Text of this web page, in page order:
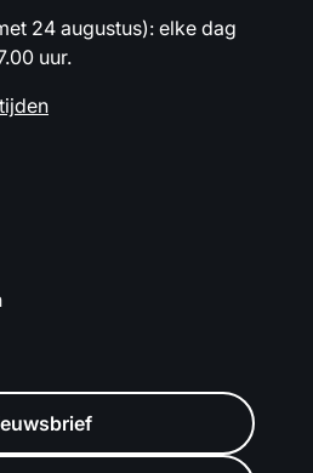
24 augustus): elke dag
uur.